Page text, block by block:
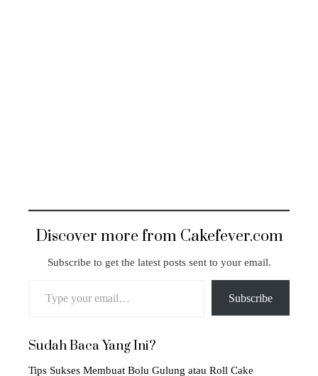
Discover more from Cakefever.com
Subscribe to get the latest posts sent to your email.
Subscribe
Sudah Baca Yang Ini?
Tips Sukses Membuat Bolu Gulung atau Roll Cake